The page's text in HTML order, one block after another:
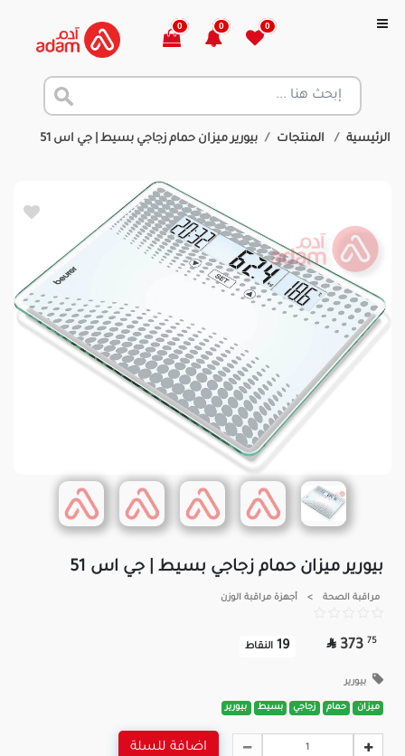
0
0
0
الرئيسية المنتجات بيورير ميزان حمام زجاجي بسيط | جي اس 51
بيورير ميزان حمام زجاجي بسيط | جي اس 51
مراقبة الصحة > أجهزة مراقبة الوزن
75
373

19 النقاط
بيورير
ميزان حمام زجاجي بسيط بيورير
اضافة للسلة